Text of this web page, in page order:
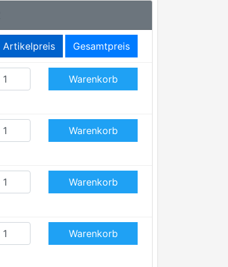
Artikelpreis Gesamtpreis
Warenkorb
Warenkorb
Warenkorb
Warenkorb